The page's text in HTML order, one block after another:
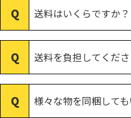
送料はいくらですか？
送料を負担してくだ
様々な物を同梱して